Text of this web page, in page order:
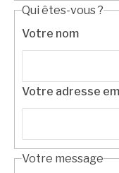
Qui êtes-vous ?
Votre nom
Votre adresse
Votre message